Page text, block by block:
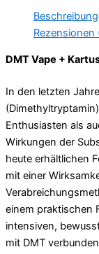
Beschreibung
Rezensionen
DMT Vape +
In den letzten
Enthusiasten als
Wirkungen der
heute erhältlichen
mit einer
einem praktischen
intensiven,
mit DMT